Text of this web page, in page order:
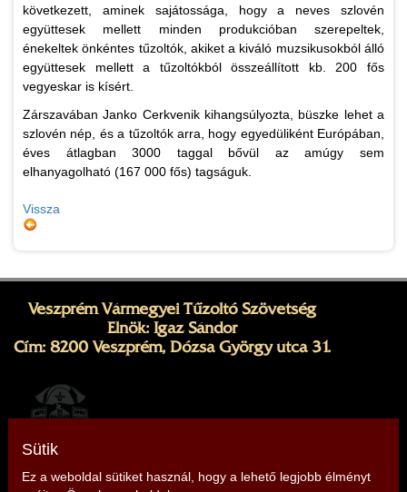
következett, aminek sajátossága, hogy a neves szlovén
együttesek mellett minden produkcióban szerepeltek,
énekeltek önkéntes tűzoltók, akiket a kiváló muzsikusokból álló
együttesek mellett a tűzoltókból összeállított kb. 200 fős
vegyeskar is kísért.
Zárszavában Janko Cerkvenik kihangsúlyozta, büszke lehet a
szlovén nép, és a tűzoltók arra, hogy egyedüliként Európában,
éves átlagban 3000 taggal bővül az amúgy sem
elhanyagolható (167 000 fős) tagságuk.
Vissza
Veszprém Vármegyei Tűzoltó Szövetség
Elnök: Igaz Sándor
Cím: 8200 Veszprém, Dózsa György utca 31.
Sütik
Ez a weboldal sütiket használ, hogy a lehető legjobb élményt